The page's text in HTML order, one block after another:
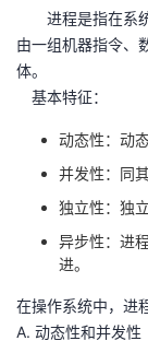
坛
圈
子
的
直
播
我
的
活
我
的
我
的
发
我
Programs
的
进程是指在系统
由一组机器指令、
体。
基本特征：
动态性：动
并发性：同
独立性：独
异步性：进
进。
在操作系统中，进
A. 动态性和并发性